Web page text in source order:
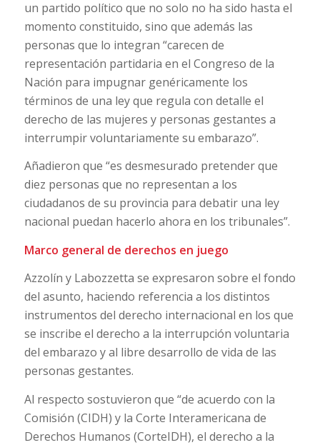
un partido político que no solo no ha sido hasta el
momento constituido, sino que además las
personas que lo integran “carecen de
representación partidaria en el Congreso de la
Nación para impugnar genéricamente los
términos de una ley que regula con detalle el
derecho de las mujeres y personas gestantes a
interrumpir voluntariamente su embarazo”.
Añadieron que “es desmesurado pretender que
diez personas que no representan a los
ciudadanos de su provincia para debatir una ley
nacional puedan hacerlo ahora en los tribunales”.
Marco general de derechos en juego
Azzolín y Labozzetta se expresaron sobre el fondo
del asunto, haciendo referencia a los distintos
instrumentos del derecho internacional en los que
se inscribe el derecho a la interrupción voluntaria
del embarazo y al libre desarrollo de vida de las
personas gestantes.
Al respecto sostuvieron que “de acuerdo con la
Comisión (CIDH) y la Corte Interamericana de
Derechos Humanos (CorteIDH), el derecho a la